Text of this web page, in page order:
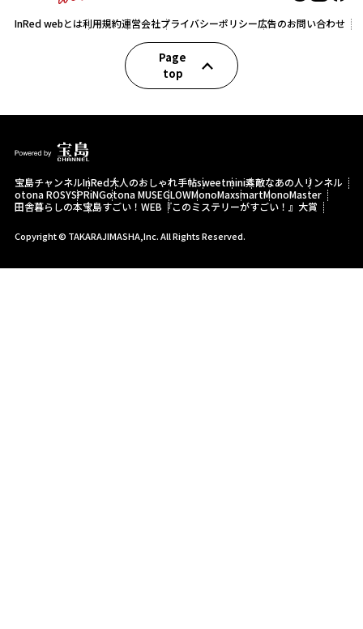
InRed webとは利用規約運営会社プライバシーポリシー広告のお問い合わせ
Page
top
宝島チャンネルInRed大人のおしゃれ手帖sweetmini素敵なあの人 リンネル
otona ROSYSPRiNGotona MUSEGLOWMonoMaxsmartMonoMaster
田舎暮らしの本宝島すごい！WEB 『このミステリーがすごい！』大賞
Copyright © TAKARAJIMASHA,Inc. All Rights Reserved.